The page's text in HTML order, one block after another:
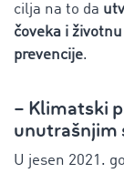
cilja na to da
čoveka i
prevencije.
– Klimatski
unutrašnjim
U jesen 2021.